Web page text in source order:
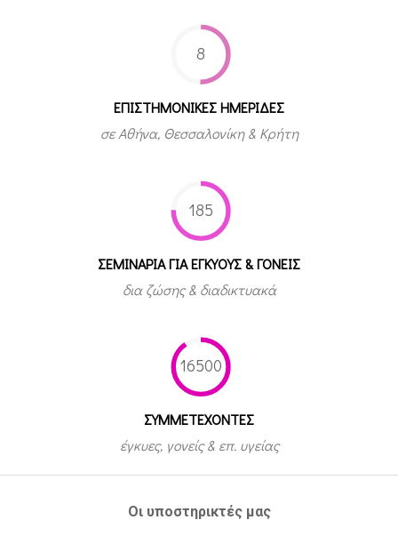
8
ΕΠΙΣΤΗΜΟΝΙΚΕΣ ΗΜΕΡΙΔΕΣ
σε Αθήνα, Θεσσαλονίκη & Κρήτη
185
ΣΕΜΙΝΑΡΙΑ ΓΙΑ ΕΓΚΥΟΥΣ & ΓΟΝΕΙΣ
δια ζώσης & διαδικτυακά
16500
ΣΥΜΜΕΤEΧΟΝΤΕΣ
έγκυες, γονείς & επ. υγείας
Οι υποστηρικτές μας